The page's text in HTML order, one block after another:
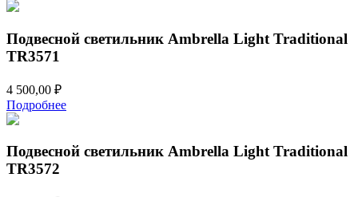
Подвесной светильник Ambrella Light Traditional
TR3571
4 500,00 ₽
Подробнее
Подвесной светильник Ambrella Light Traditional
TR3572